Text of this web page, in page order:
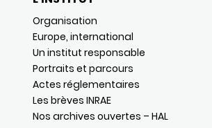
Organisation
Europe, international
Un institut responsable
Portraits et parcours
Actes réglementaires
Les brèves INRAE
Nos archives ouvertes – HAL